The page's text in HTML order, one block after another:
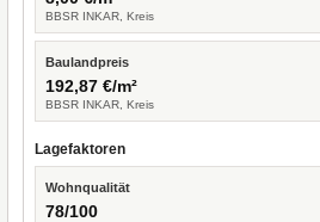
BBSR INKAR, Kreis
Baulandpreis
192,87 €/m²
BBSR INKAR, Kreis
Lagefaktoren
Wohnqualität
78/100